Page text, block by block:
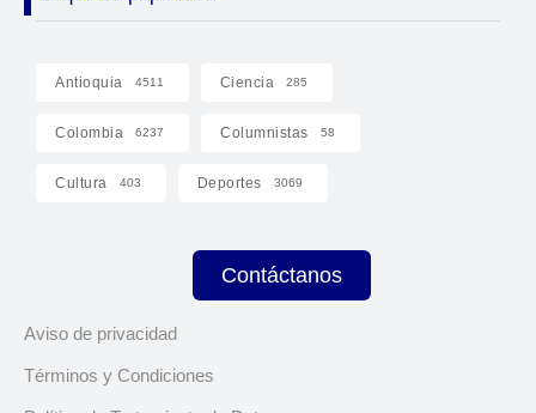
Antioquia 4511 Ciencia 285
Colombia 6237 Columnistas 58
Cultura 403 Deportes 3069
Contáctanos
Aviso de privacidad
Términos y Condiciones